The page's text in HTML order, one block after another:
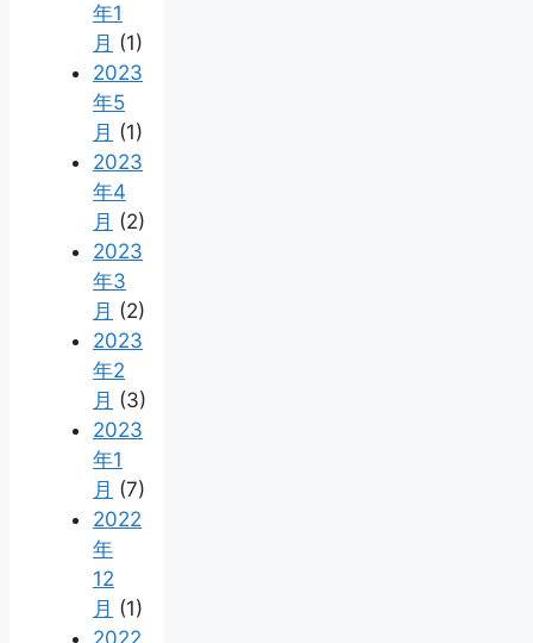
年1
月 (1)
2023
年5
月 (1)
2023
年4
月 (2)
2023
年3
月 (2)
2023
年2
月 (3)
2023
年1
月 (7)
2022
年
12
月 (1)